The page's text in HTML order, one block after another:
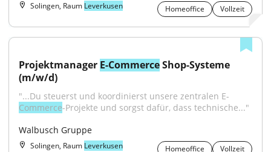
Solingen, Raum Leverkusen Homeoffice Vollzeit
Projektmanager E-Commerce Shop-Systeme
(m/w/d)
"...Du steuerst und koordinierst unsere zentralen E-
Commerce-Projekte und sorgst dafür, dass technische..."
Walbusch Gruppe
Solingen, Raum Leverkusen Homeoffice Vollzeit